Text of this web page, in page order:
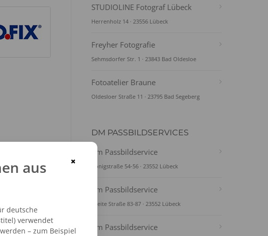
STUDIOLINE Fotograf Lübeck
Herrenholz 14 · 23556 Lübeck
Freyher Fotografie
Sehmsdorfer Str. 1 · 23843 Bad Oldesloe
Fotoatelier Braune
Oldesloer Straße 11 · 23795 Bad Segeberg
DM PASSBILDSERVICES
dm Passbildservice
Königstraße 54-56 · 23552 Lübeck
dm Passbildservice
Breite Straße 83-87 · 23552 Lübeck
dm Passbildservice
×
aus
deutsche
verwendet
– zum Beispiel